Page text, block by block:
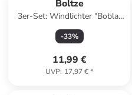
Boltze
3er-Set: Windlichter "Bobla"
in Transparent/ Blau - (H)8,5 x
Ø 8,3 cm
-33%
11,99 €
UVP: 17,97 €*